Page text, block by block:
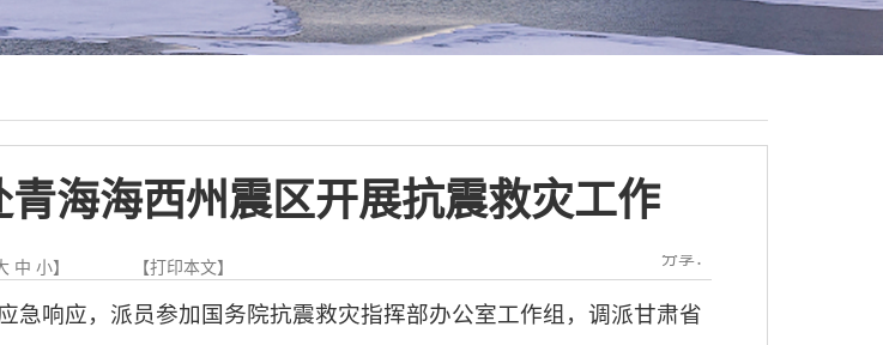
海海西州震区开展抗震救灾工作
中 小】 【打印本文】 分享：
急响应，派员参加国务院抗震救灾指挥部办公室工作组，调派甘肃省